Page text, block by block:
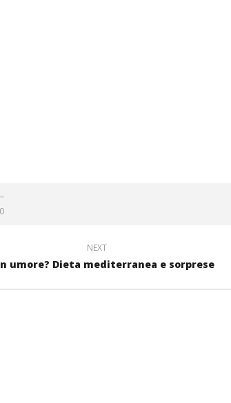
0
NEXT
umore? Dieta mediterranea e sorprese